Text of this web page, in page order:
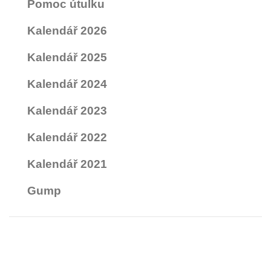
Pomoc útulku
Kalendář 2026
Kalendář 2025
Kalendář 2024
Kalendář 2023
Kalendář 2022
Kalendář 2021
Gump